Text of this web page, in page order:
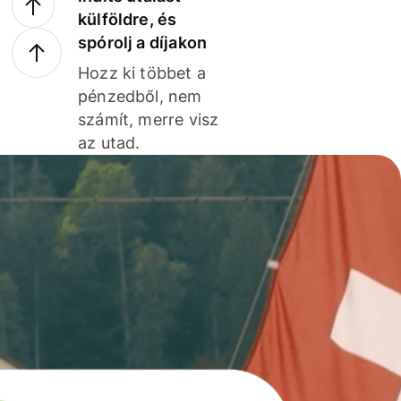
külföldre, és
spórolj a díjakon
Hozz ki többet a
pénzedből, nem
számít, merre visz
az utad.